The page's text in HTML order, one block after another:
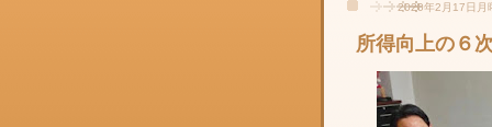
2020年2月17日月
所得向上の６